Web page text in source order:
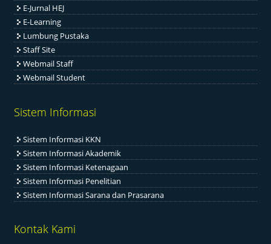
E-Jurnal HEJ
E-Learning
Lumbung Pustaka
Staff Site
Webmail Staff
Webmail Student
Sistem Informasi
Sistem Informasi KKN
Sistem Informasi Akademik
Sistem Informasi Ketenagaan
Sistem Informasi Penelitian
Sistem Informasi Sarana dan Prasarana
Kontak Kami